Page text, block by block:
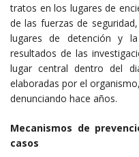
tratos en los lugares de
de las fuerzas de
lugares de detención y
resultados de las
lugar central dentro del
elaboradas por el
denunciando hace años.
Mecanismos de
casos